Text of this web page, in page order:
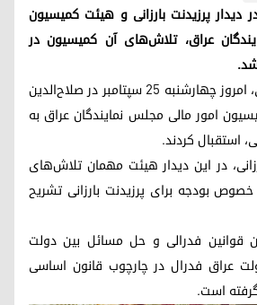
(کوردستان٢٤)- در دیدار پرزیدنت بارزانی و هیئت کمیسیون
عراق، تلاش‌های آن کمیسیون در
پرزیدنت مسعود بارزانی،‌ امروز چهارشنبه ۲۵ سپتامبر در صلاح‌الدین
امور مالی مجلس نمایندگان عراق به
استقبال کردند.
در این دیدار هیئت مهمان تلاش‌های
بودجه برای پرزیدنت بارزانی تشریح
قوانین فدرالی و حل مسائل بین دولت
عراق فدرال در چارچوب قانون اساسی
است.